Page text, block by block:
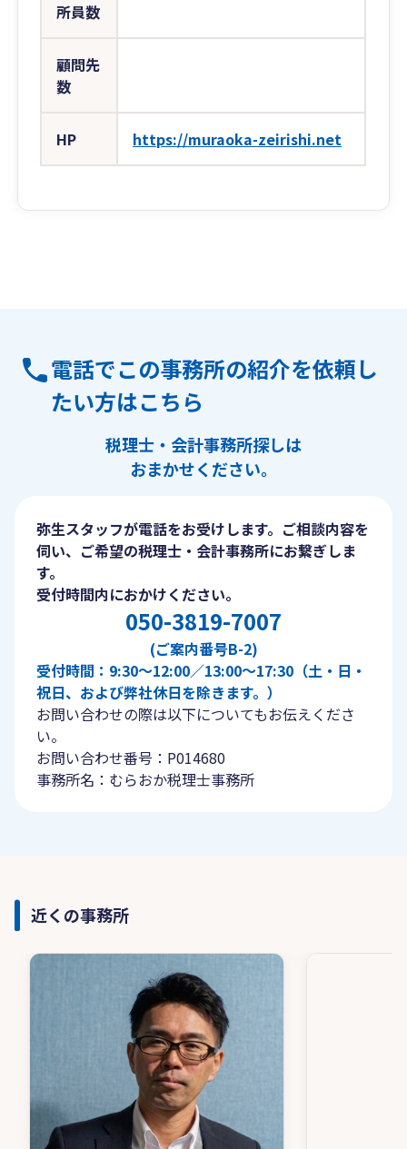
所員数
顧問先
数
HP https://muraoka-zeirishi.net
電話でこの事務所の紹介を依頼し
たい方はこちら
税理士・会計事務所探しは
おまかせください。
弥生スタッフが電話をお受けします。ご相談内容を
伺い、ご希望の税理士・会計事務所にお繋ぎしま
す。
受付時間内におかけください。
050-3819-7007
(ご案内番号B-2)
受付時間：9:30〜12:00／13:00〜17:30（土・日・
祝日、および弊社休日を除きます。）
お問い合わせの際は以下についてもお伝えくださ
い。
お問い合わせ番号：P014680
事務所名：むらおか税理士事務所
近くの事務所